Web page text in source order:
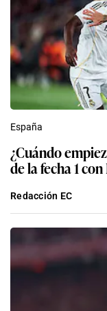
España
¿Cuándo
de la fecha 1
Redacción EC